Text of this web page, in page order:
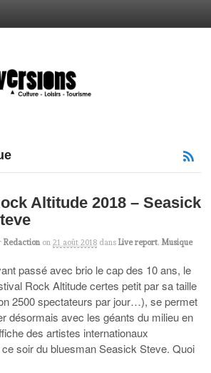
Altitude 2018 – Seasick
Redaction on 21 août 2018 dans Live report, Musique
passé avec brio le cap des 10 ans, le
Rock Altitude certes petit par sa taille
2500 spectateurs par jour…), se permet
désormais avec les géants du milieu en
des artistes internationaux
ce soir du bluesman Seasick Steve. Quoi